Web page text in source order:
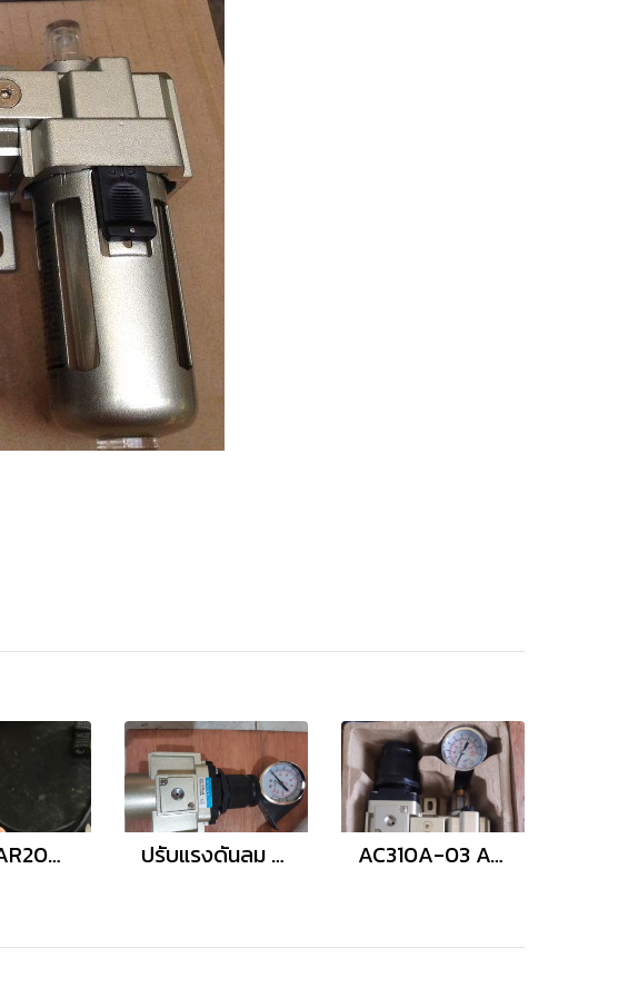
ปรับลม AR2000-02 ปรับแรงดันลม AR500A-06 AC310A-03 Air filter regulator lubricator